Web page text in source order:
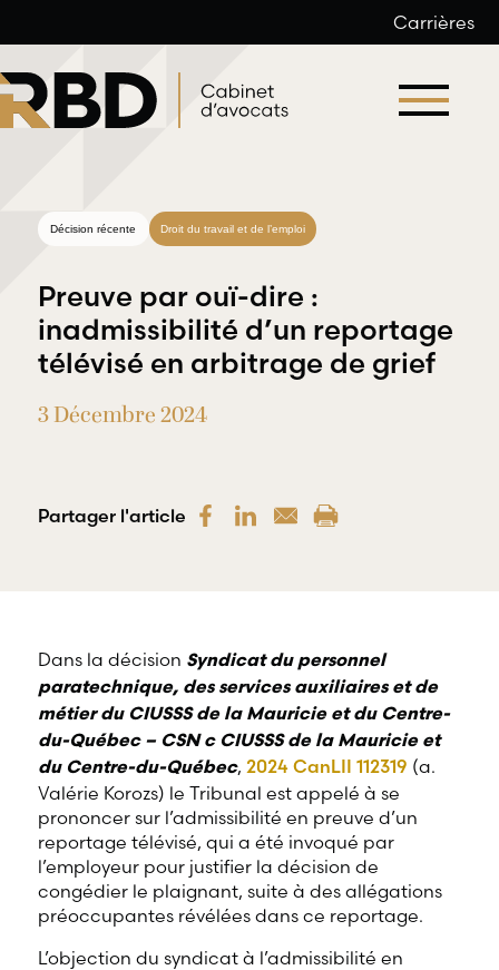
au
contenu
Carrières
travail et
offre une
gamme
d’expertises
reliés au droit
du travail et
de l’emploi.
RBD Avocats offre
œuvrant dans
divers domaines
d’emploi.
Décision récente Droit du travail et de l’emploi
Preuve par ouï-dire :
inadmissibilité d’un reportage
télévisé en arbitrage de grief
3 Décembre 2024
Partager l'article
Dans la décision Syndicat du personnel
paratechnique, des services auxiliaires et de
métier du CIUSSS de la Mauricie et du Centre-
du-Québec – CSN c CIUSSS de la Mauricie et
du Centre-du-Québec, 2024 CanLII 112319 (a.
Valérie Korozs) le Tribunal est appelé à se
prononcer sur l’admissibilité en preuve d’un
reportage télévisé, qui a été invoqué par
l’employeur pour justifier la décision de
congédier le plaignant, suite à des allégations
préoccupantes révélées dans ce reportage.
L’objection du syndicat à l’admissibilité en